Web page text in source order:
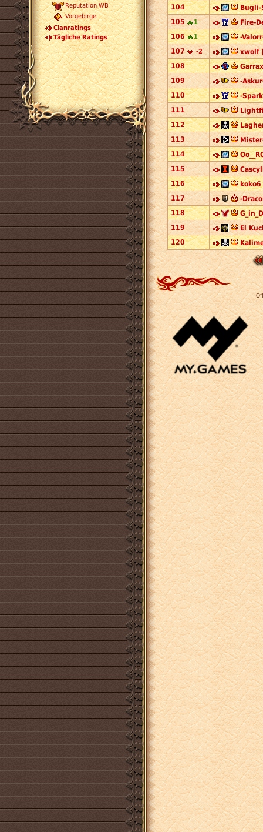
Reputation WB
Vorgebirge
Clanratings
Tägliche Ratings
104
Bugli-
105
1
Fire-
106
1
-
107
-2
xwolf
108
109
-
110
-
111
112
113
114
115
116
117
-
118
119
El
120